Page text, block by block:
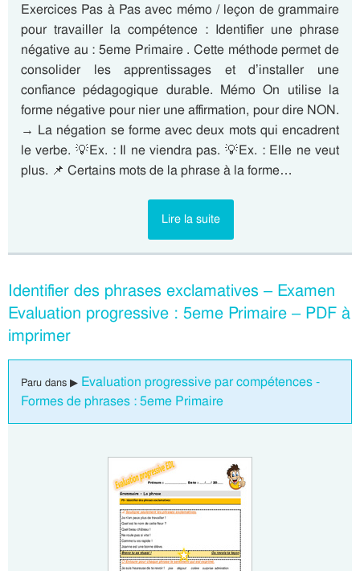
Exercices Pas à Pas avec mémo / leçon de grammaire
pour travailler la compétence : Identifier une phrase
négative au : 5eme Primaire . Cette méthode permet de
consolider les apprentissages et d’installer une
confiance pédagogique durable. Mémo On utilise la
forme négative pour nier une affirmation, pour dire NON.
→ La négation se forme avec deux mots qui encadrent
le verbe. 💡Ex. : Il ne viendra pas. 💡Ex. : Elle ne veut
plus. 📌 Certains mots de la phrase à la forme…
Lire la suite
Identifier des phrases exclamatives – Examen
Evaluation progressive : 5eme Primaire – PDF à
imprimer
Paru dans ▶ Evaluation progressive par compétences -
Formes de phrases : 5eme Primaire